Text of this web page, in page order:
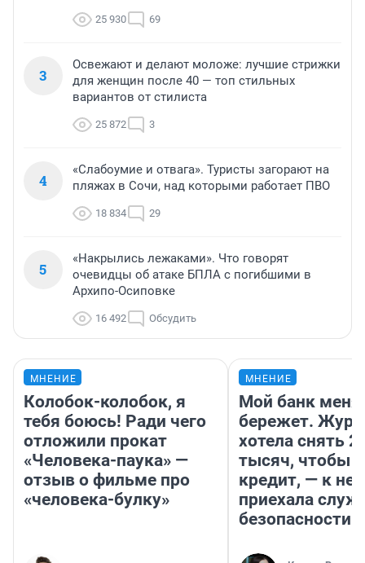
25 930 69
3
Освежают и делают моложе: лучшие стрижки
для женщин после 40 — топ стильных
вариантов от стилиста
25 872 3
4
«Слабоумие и отвага». Туристы загорают на
пляжах в Сочи, над которыми работает ПВО
18 834 29
5
«Накрылись лежаками». Что говорят
очевидцы об атаке БПЛА с погибшими в
Архипо-Осиповке
16 492 Обсудить
МНЕНИЕ
Колобок-колобок, я
тебя боюсь! Ради чего
отложили прокат
«Человека-паука» —
отзыв о фильме про
«человека-булку»
МНЕНИЕ
Мой банк меня
бережет.
хотела снять
тысяч, чтобы
кредит, — к
приехала
безопасности